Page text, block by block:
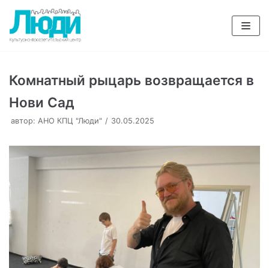
Перейти
к
содержимому
Комнатный рыцарь возвращается в
Нови Сад
автор: АНО КПЦ "Люди" 30.05.2025